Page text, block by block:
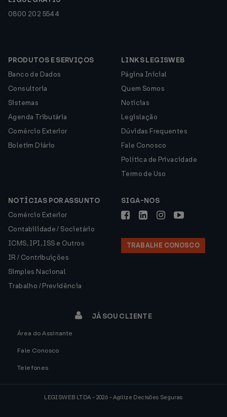
0800 202 5544
PRODUTOS E SERVIÇOS
Banco de Dados
Consultoria
Sistemas
Agenda Tributária
Comércio Exterior
Boletim Diário
LINKS LEGISWEB
Página Inicial
Quem Somos
Notícias
Legislação
Dúvidas Frequentes
Fale Conosco
Política de Privacidade
Termo de Uso
NOTÍCIAS POR ASSUNTO
Comércio Exterior
Contabilidade / Societário
ICMS, IPI, ISS e Outros
IR / Contribuições
Simples Nacional
Trabalho / Previdência
SIGA-NOS
TRABALHE CONOSCO
JÁ SOU CLIENTE
Área do Assinante
Fale Conosco
Telefones
LEGISWEB LTDA - 2026 - Agilize Decisões Seguras